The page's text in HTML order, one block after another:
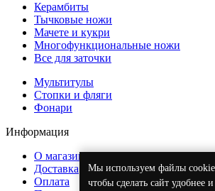
Мы используем файлы
чтобы сделать сайт удобнее и
Керамбиты
Тычковые ножи
Мачете и кукри
Многофункциональные ножи
Все для заточки
Мультитулы
Стопки и фляги
Фонари
Информация
О магазине
Доставка
Оплата